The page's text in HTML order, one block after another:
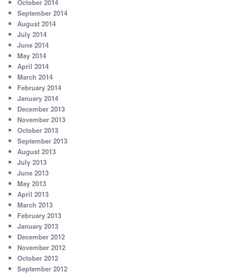
October 2014
September 2014
August 2014
July 2014
June 2014
May 2014
April 2014
March 2014
February 2014
January 2014
December 2013
November 2013
October 2013
September 2013
August 2013
July 2013
June 2013
May 2013
April 2013
March 2013
February 2013
January 2013
December 2012
November 2012
October 2012
September 2012